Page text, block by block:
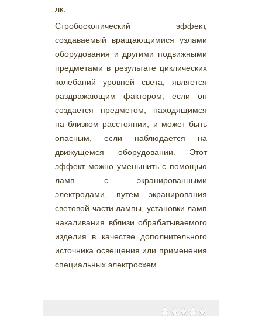
лк.
Стробоскопический эффект,
создаваемый вращающимися узлами
оборудования и другими подвижными
предметами в результате циклических
колебаний уровней света, является
раздражающим фактором, если он
создается предметом, находящимся
на близком расстоянии, и может быть
опасным, если наблюдается на
движущемся оборудовании. Этот
эффект можно уменьшить с помощью
ламп с экранированными
электродами, путем экранирования
световой части лампы, установки ламп
накаливания вблизи обрабатываемого
изделия в качестве дополнительного
источника освещения или применения
специальных электросхем.